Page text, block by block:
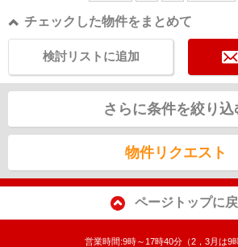
チェックした物件をまとめて
検討リストに追加
さらに条件を絞り込
物件リクエスト
ページトップに
営業時間:9時～17時40分（2，3月は9